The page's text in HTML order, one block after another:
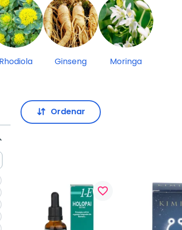
Rhodiola Ginseng Moringa
Ordenar
favorite_border